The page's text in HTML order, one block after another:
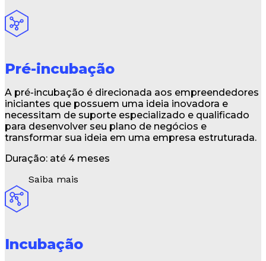
Pré-incubação
A pré-incubação é direcionada aos empreendedores
iniciantes que possuem uma ideia inovadora e
necessitam de suporte especializado e qualificado
para desenvolver seu plano de negócios e
transformar sua ideia em uma empresa estruturada.
Duração: até 4 meses
Saiba mais
Incubação